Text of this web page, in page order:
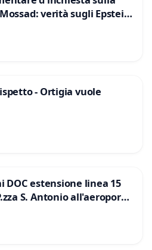
verità sugli Epstein
- Ortigia vuole
estensione linea 15
S. Antonio all'aeroporto